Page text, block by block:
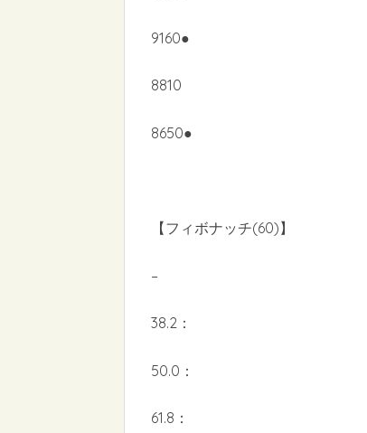
9160●
8810
8650●
【フィボナッチ(60)】
–
38.2：
50.0：
61.8：